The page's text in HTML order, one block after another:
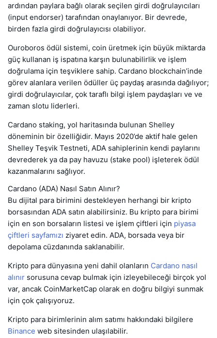
ardından paylara bağlı olarak seçilen girdi doğrulayıcıları
(input endorser) tarafından onaylanıyor. Bir devrede,
birden fazla girdi doğrulayıcısı olabiliyor.
Ouroboros ödül sistemi, coin üretmek için büyük miktarda
güç kullanan iş ispatına karşın bulunabilirlik ve işlem
doğrulama için teşviklere sahip. Cardano blockchain’inde
görev alanlara verilen ödüller üç paydaş arasında dağılıyor;
girdi doğrulayıcılar, çok taraflı bilgi işlem paydaşları ve ve
zaman slotu liderleri.
Cardano staking, yol haritasında bulunan Shelley
döneminin bir özelliğidir. Mayıs 2020’de aktif hale gelen
Shelley Teşvik Testneti, ADA sahiplerinin kendi paylarını
devrederek ya da pay havuzu (stake pool) işleterek ödül
kazanmalarını sağlıyor.
Cardano (ADA) Nasıl Satın Alınır?
Bu dijital para birimini destekleyen herhangi bir kripto
borsasından ADA satın alabilirsiniz. Bu kripto para birimi
için en son borsaların listesi ve işlem çiftleri için piyasa
çiftleri sayfamızı ziyaret edin. ADA, borsada veya bir
depolama cüzdanında saklanabilir.
Kripto para dünyasına yeni dahil olanların Cardano nasıl
alınır sorusuna cevap bulmak için izleyebileceği birçok yol
var, ancak CoinMarketCap olarak en doğru bilgiyi sunmak
için çok çalışıyoruz.
Kripto para birimlerinin alım satımı hakkındaki bilgilere
Binance web sitesinden ulaşılabilir.